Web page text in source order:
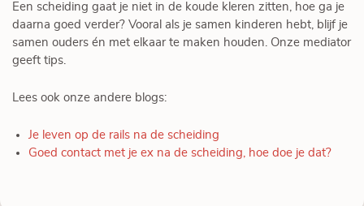
Een scheiding gaat je niet in de koude kleren zitten, hoe ga je
daarna goed verder? Vooral als je samen kinderen hebt, blijf je
samen ouders én met elkaar te maken houden. Onze mediator
geeft tips.
Lees ook onze andere blogs:
Je leven op de rails na de scheiding
Goed contact met je ex na de scheiding, hoe doe je dat?